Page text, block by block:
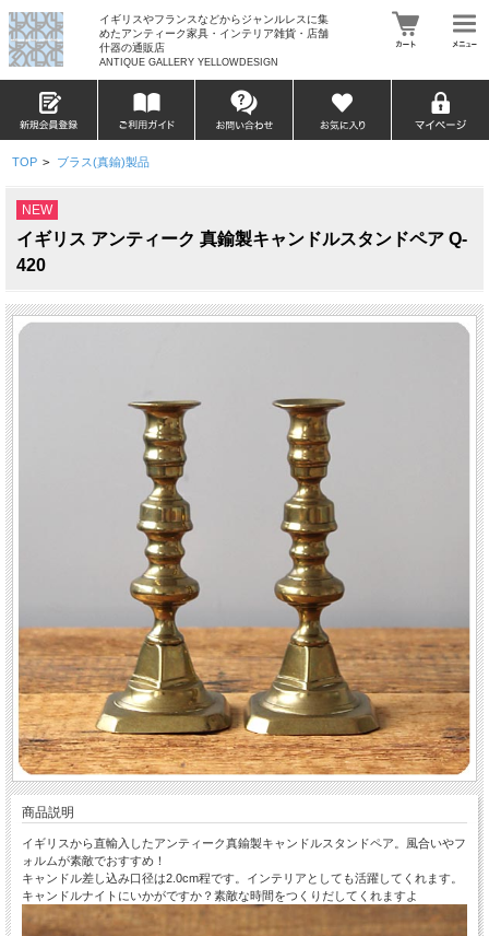
イギリスやフランスなどからジャンルレスに集
めたアンティーク家具・インテリア雑貨・店舗
什器の通販店
ANTIQUE GALLERY YELLOWDESIGN
TOP > ブラス(真鍮)製品
NEW
イギリス アンティーク 真鍮製キャンドルスタンドペア Q-
420
商品説明
イギリスから直輸入したアンティーク真鍮製キャンドルスタンドペア。風合いやフ
ォルムが素敵でおすすめ！
キャンドル差し込み口径は2.0cm程です。インテリアとしても活躍してくれます。
キャンドルナイトにいかがですか？素敵な時間をつくりだしてくれますよ